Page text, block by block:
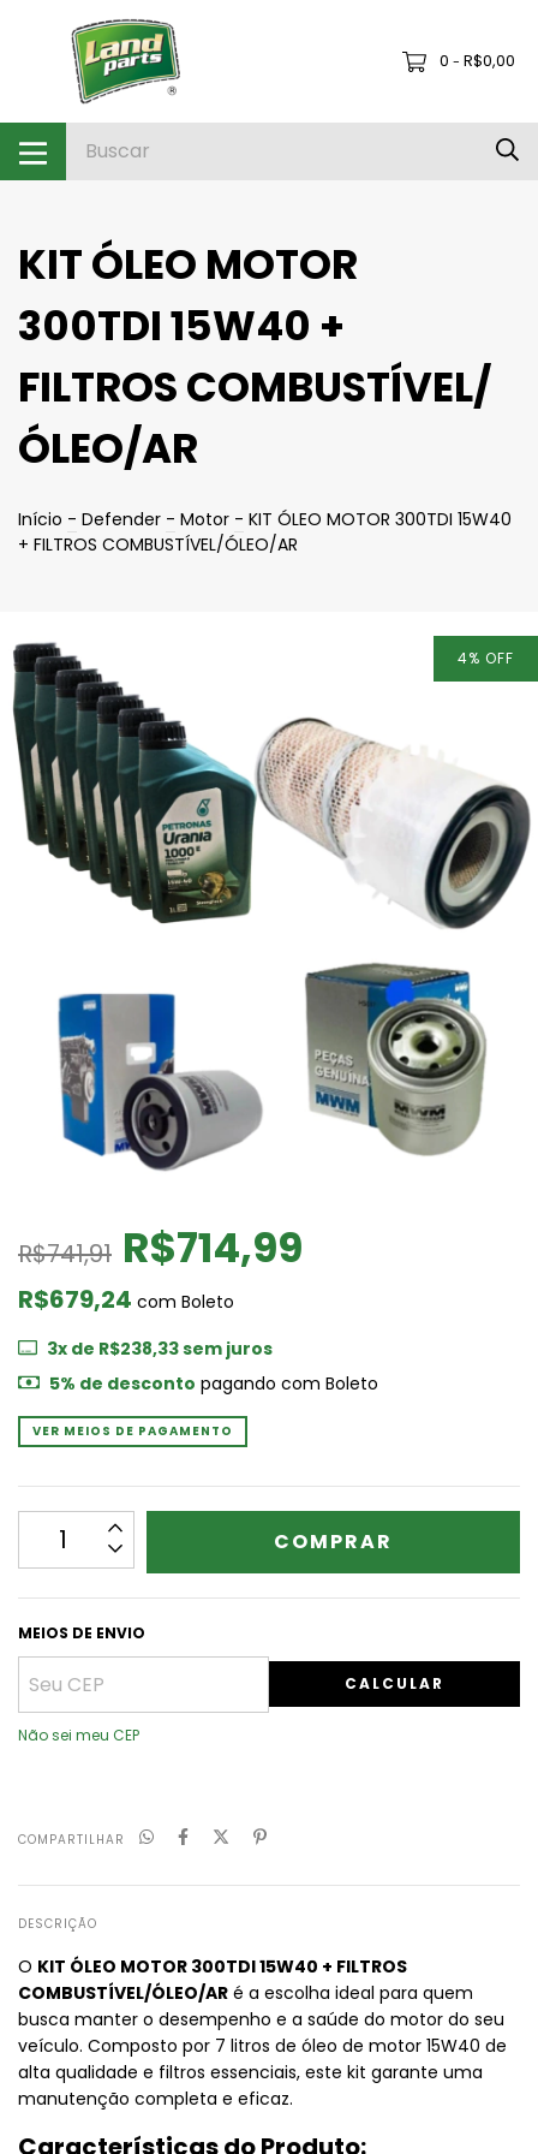
0 - R$0,00
KIT ÓLEO MOTOR
300TDI 15W40 +
FILTROS COMBUSTÍVEL/
ÓLEO/AR
Início - Defender - Motor - KIT ÓLEO MOTOR 300TDI 15W40
+ FILTROS COMBUSTÍVEL/ÓLEO/AR
4% OFF
R$741,91 R$714,99
R$679,24 com Boleto
3x de R$238,33sem juros
5% de desconto pagando com Boleto
VER MEIOS DE PAGAMENTO
MEIOS DE ENVIO
CALCULAR
Não sei meu CEP
COMPARTILHAR
DESCRIÇÃO
O KIT ÓLEO MOTOR 300TDI 15W40 + FILTROS
COMBUSTÍVEL/ÓLEO/AR é a escolha ideal para quem
busca manter o desempenho e a saúde do motor do seu
veículo. Composto por 7 litros de óleo de motor 15W40 de
alta qualidade e filtros essenciais, este kit garante uma
manutenção completa e eficaz.
Características do Produto: